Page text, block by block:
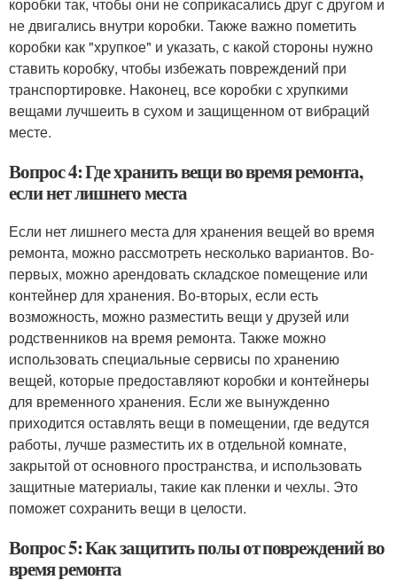
не двигались внутри коробки. Также важно пометить
коробки как "хрупкое" и указать, с какой стороны нужно
ставить коробку, чтобы избежать повреждений при
транспортировке. Наконец, все коробки с хрупкими
вещами лучшеить в сухом и защищенном от вибраций
месте.
Вопрос 4: Где хранить вещи во время ремонта,
если нет лишнего места
Если нет лишнего места для хранения вещей во время
ремонта, можно рассмотреть несколько вариантов. Во-
первых, можно арендовать складское помещение или
контейнер для хранения. Во-вторых, если есть
возможность, можно разместить вещи у друзей или
родственников на время ремонта. Также можно
использовать специальные сервисы по хранению
вещей, которые предоставляют коробки и контейнеры
для временного хранения. Если же вынужденно
приходится оставлять вещи в помещении, где ведутся
работы, лучше разместить их в отдельной комнате,
закрытой от основного пространства, и использовать
защитные материалы, такие как пленки и чехлы. Это
поможет сохранить вещи в целости.
Вопрос 5: Как защитить полы от повреждений во
время ремонта